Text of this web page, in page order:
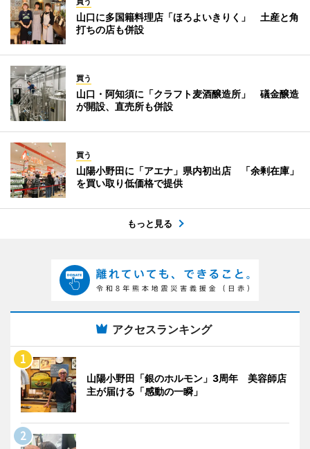
山口に多国籍料理店「ほろよいきりく」 土産と角
打ちの店も併設
買う
山口・阿知須に「クラフト麦酒醸造所」 礒金醸造
が開設、直売所も併設
買う
山陽小野田に「アエナ」県内初出店 「余剰在庫」
を買い取り低価格で提供
もっと見る
アクセスランキング
山陽小野田「銀のホルモン」3周年 美容師店
主が届ける「感動の一瞬」